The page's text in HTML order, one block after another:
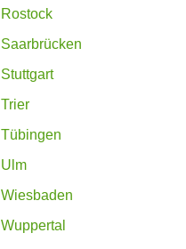
Rostock
Saarbrücken
Stuttgart
Trier
Tübingen
Ulm
Wiesbaden
Wuppertal